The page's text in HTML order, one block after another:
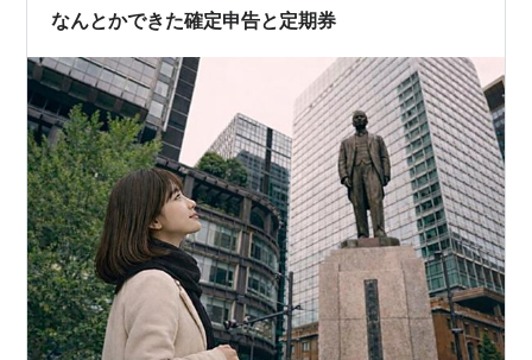
だよぅ･･･。 で、また求人票をチェックして、…
なんとかできた確定申告と定期券